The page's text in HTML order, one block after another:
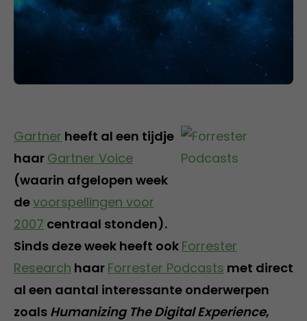
Gartner heeft al een tijdje
haar Gartner Voice
(waarin afgelopen week
devoorspellingen voor
2007 centraal stonden).
Sinds deze week heeft ook Forrester
Research haar Forrester Podcasts met direct
al een aantal interessante onderwerpen
zoals Humanizing The Digital Experience,